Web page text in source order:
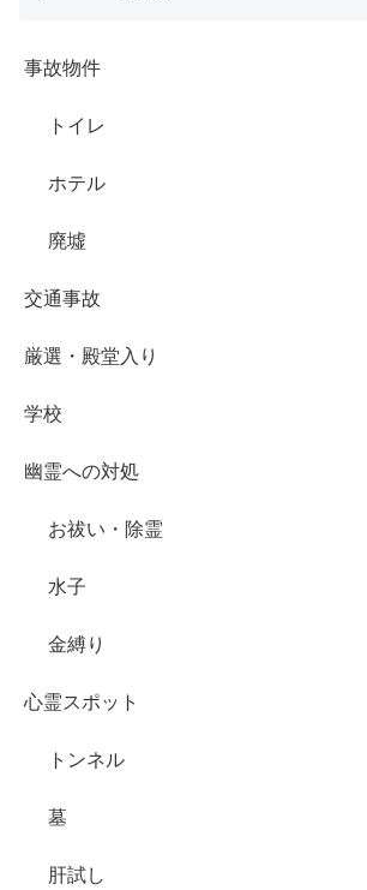
事故物件
トイレ
ホテル
廃墟
交通事故
厳選・殿堂入り
学校
幽霊への対処
お祓い・除霊
水子
金縛り
心霊スポット
トンネル
墓
肝試し